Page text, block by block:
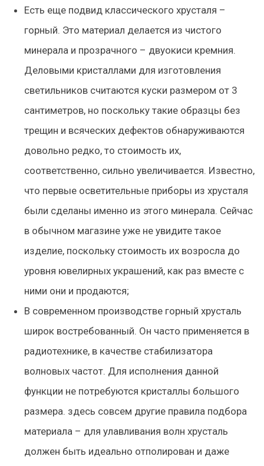
Есть еще подвид классического хрусталя –
горный. Это материал делается из чистого
минерала и прозрачного – двуокиси кремния.
Деловыми кристаллами для изготовления
светильников считаются куски размером от 3
сантиметров, но поскольку такие образцы без
трещин и всяческих дефектов обнаруживаются
довольно редко, то стоимость их,
соответственно, сильно увеличивается. Известно,
что первые осветительные приборы из хрусталя
были сделаны именно из этого минерала. Сейчас
в обычном магазине уже не увидите такое
изделие, поскольку стоимость их возросла до
уровня ювелирных украшений, как раз вместе с
ними они и продаются;
В современном производстве горный хрусталь
широк востребованный. Он часто применяется в
радиотехнике, в качестве стабилизатора
волновых частот. Для исполнения данной
функции не потребуются кристаллы большого
размера. здесь совсем другие правила подбора
материала – для улавливания волн хрусталь
должен быть идеально отполирован и даже